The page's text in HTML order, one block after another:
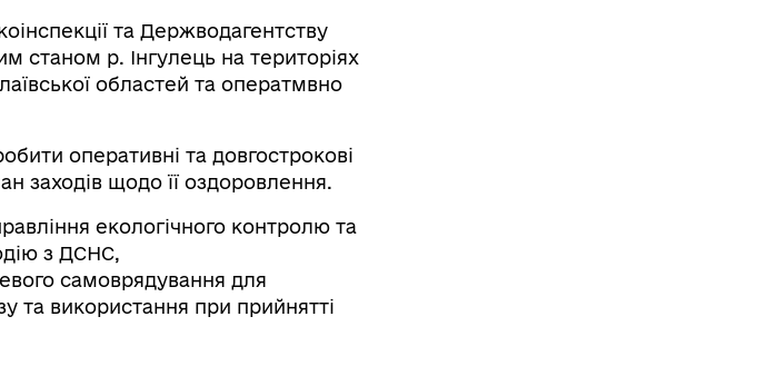
та Держводагентству
станом р. Інгулець на територіях
областей та оператмвно
оперативні та довгострокові
заходів щодо її оздоровлення.
екологічного контролю та
з ДСНС,
самоврядування для
та використання при прийнятті